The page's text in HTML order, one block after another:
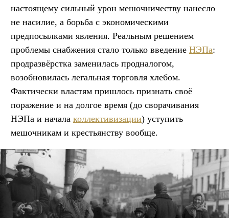
настоящему сильный урон мешочничеству нанесло
не насилие, а борьба с экономическими
предпосылками явления. Реальным решением
проблемы снабжения стало только введение НЭПа:
продразвёрстка заменилась продналогом,
возобновилась легальная торговля хлебом.
Фактически властям пришлось признать своё
поражение и на долгое время (до сворачивания
НЭПа и начала коллективизации) уступить
мешочникам и крестьянству вообще.